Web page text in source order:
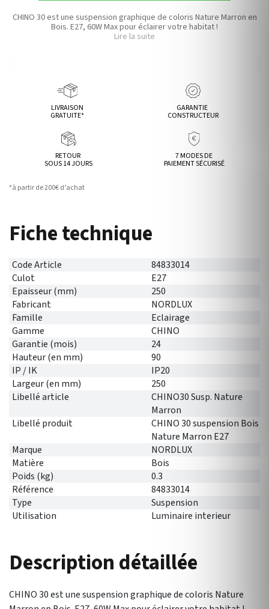
CHINO 30 est une suspension graphique de coloris Nature Marron en
Bois. E27, 60W Max pour éclairer votre habitat !
Lire la suite
LIVRAISON
GRATUITE*
GARANTIE
CONSTRUCTEUR
RETOUR
SOUS 14 JOURS
7 MODES DE
PAIEMENT SÉCURISÉ
*à partir de 200€ d’achat
Fiche technique
Code Article
84833014
Culot
E27
Epaisseur (mm)
250
Fabricant
NORDLUX
Famille
Eclairage
Gamme
CHINO
Garantie (mois)
24
Hauteur (en mm)
90
IP / IK
IP20
Largeur (en mm)
250
Libellé article
CHINO30 Susp. Nature
Marron
Libellé produit
CHINO 30 suspension Bois
Nature Marron E27
Marque
NORDLUX
Matière
Bois
Poids (kg)
0.3
Référence
84833014
Type
Suspension
Utilisation
Luminaire interieur
Description détaillée
CHINO 30 est une suspension graphique de coloris Nature